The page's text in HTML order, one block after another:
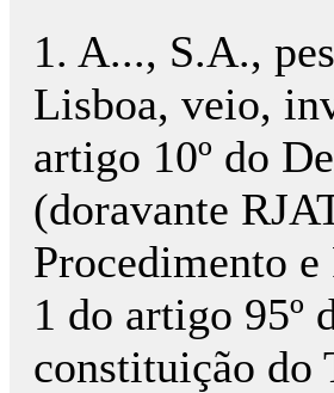
1. A..., S.A.,
Lisboa, veio,
artigo 10º do
(doravante
Procedimento
1 do artigo 95º
constituição